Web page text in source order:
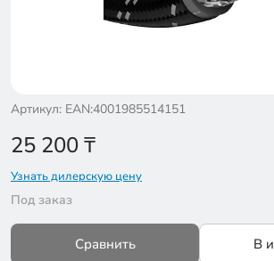
Артикул: EAN:4001985514151
25 200₸
Узнать дилерскую цену
Под заказ
Сравнить В